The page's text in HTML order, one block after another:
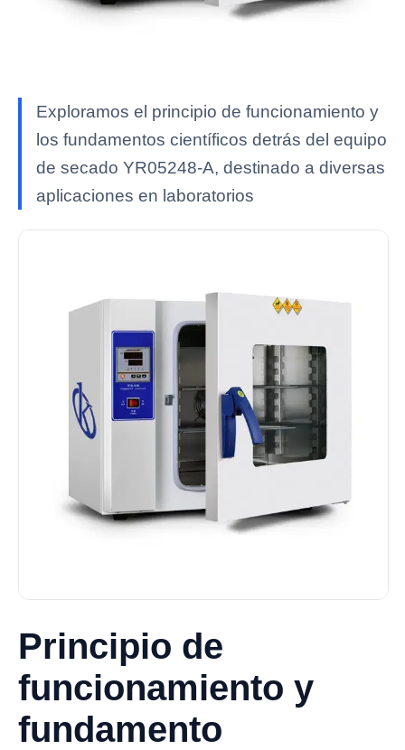
Exploramos el principio de funcionamiento y
los fundamentos científicos detrás del equipo
de secado YR05248-A, destinado a diversas
aplicaciones en laboratorios
Principio de
funcionamiento y
fundamento